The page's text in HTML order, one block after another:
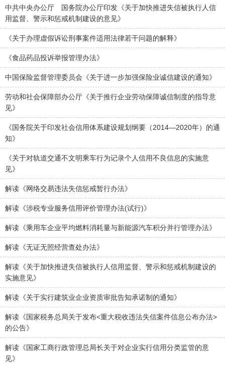
中共中央办公厅 国务院办公厅印发《关于加快推进失信被执行人信
用监督、警示和惩戒机制建设的意见》
《关于办理虚假诉讼刑事案件适用法律若干问题的解释》
《食品药品投诉举报管理办法》
中国保险监督管理委员会《关于进一步加强保险业诚信建设的通知》
劳动和社会保障部办公厅《关于推行企业劳动保障诚信制度的指导意
见》
《国务院关于印发社会信用体系建设规划纲要（2014—2020年）的通
知》
《关于对轨道交通不文明乘车行为记录个人信用不良信息的实施意
见》
解读《网络交易违法失信惩戒暂行办法》
解读《涉税专业服务信用评价管理办法(试行)》
解读《乘用车企业平均燃料消耗量与新能源汽车积分并行管理办法》
解读《无证无照经营查处办法》
解读《关于加快推进失信被执行人信用监督、警示和惩戒机制建设的
实施意见》
解读《关于实行建筑业企业资质审批告知承诺制的通知》
解读《国家税务总局关于发布<重大税收违法失信案件信息公布办法>
的公告》
解读《国家工商行政管理总局长关于对企业实行信用分类监管的意
见》